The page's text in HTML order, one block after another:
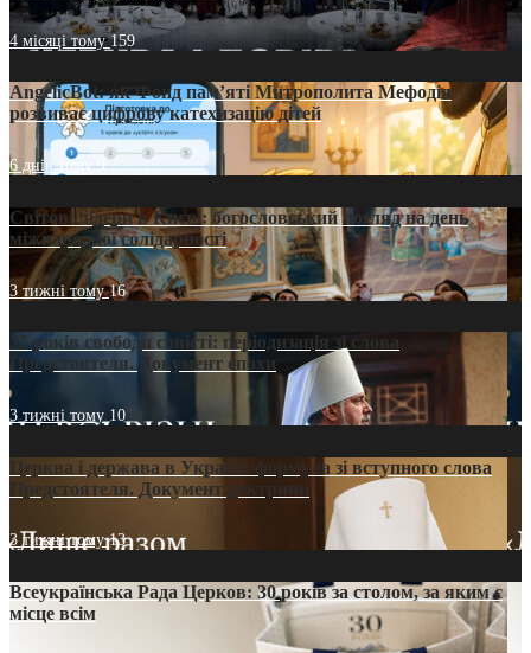
4 місяці тому159
AngelicBot: як Фонд пам’яті Митрополита Мефодія
розвиває цифрову катехизацію дітей
6 днів тому9
Світові лідери в Києві: богословський погляд на день
міжнародної солідарності
3 тижні тому16
35 років свободи совісті: періодизація зі слова
Предстоятеля. Документ епохи
3 тижні тому 10
Церква і держава в Україні: формула зі вступного слова
Предстоятеля. Документ доктрини
3 тижні тому13
Всеукраїнська Рада Церков: 30 років за столом, за яким є
місце всім